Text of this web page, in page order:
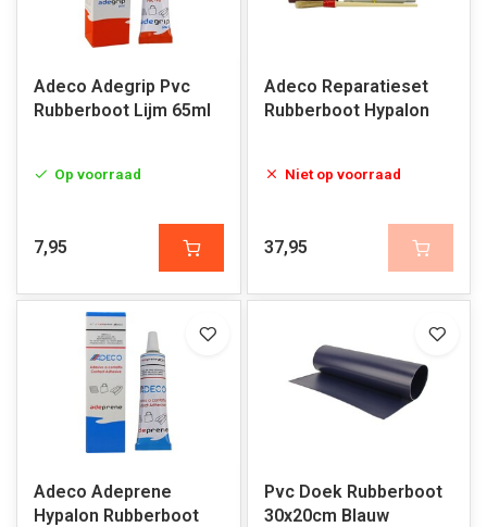
Adeco Adegrip Pvc
Rubberboot Lijm 65ml
Op voorraad
7,95
Adeco Reparatieset
Rubberboot Hypalon
Niet op voorraad
37,95
Adeco Adeprene
Hypalon Rubberboot
Pvc Doek Rubberboot
30x20cm Blauw